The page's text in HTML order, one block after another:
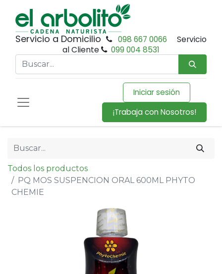
Servicio a Domicilio 098 667 0066
Servicio
al Cliente
099 004 8531
Iniciar sesión
¡Trabaja con Nosotros!
Todos los productos
PQ MOS SUSPENCION ORAL 600ML PHYTO
CHEMIE